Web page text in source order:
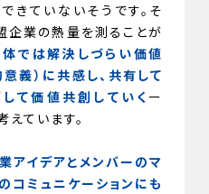
きていないそうです。そ
企業の熱量を測ることが
では解決しづらい価値
義）に共感し、共有して
て価値共創していく ー
ています。
アイデアとメンバーのマ
コミュニケーションにも